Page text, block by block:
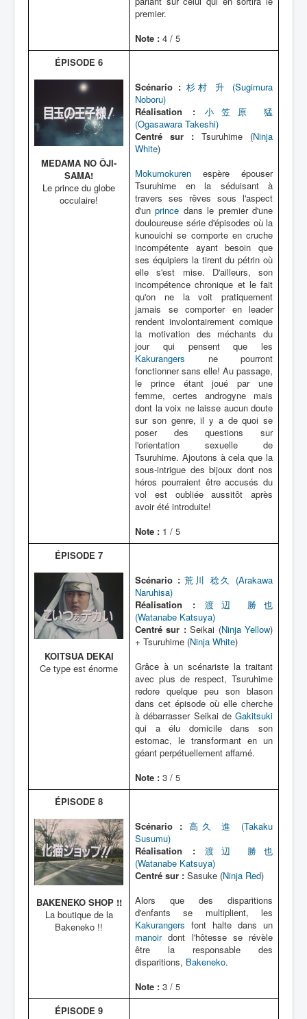
premier.
Note : 4 / 5
ÉPISODE 6
MEDAMA NO ÔJI-
SAMA!
Le prince du globe
occulaire!
Scénario : 杉村 升 (Sugimura
Noboru)
Réalisation :
小笠原 猛
(Ogasawara Takeshi)
Centré sur : Tsuruhime (Ninja
White)
Mokumokuren espère épouser
Tsuruhime en la séduisant à
travers ses rêves sous l'aspect
d'unprince dans le premier d'une
douloureuse série d'épisodes où la
kunouichi se comporte en cruche
incompétente ayant besoin que
ses équipiers la tirent du pétrin où
elle s'est mise. D'ailleurs, son
incompétence chronique et le fait
qu'on ne la voit pratiquement
jamais se comporter en leader
rendent involontairement comique
la motivation des méchants du
jour qui pensent que les
Kakurangers ne pourront
fonctionner sans elle! Au passage,
le prince étant joué par une
femme, certes androgyne mais
dont la voix ne laisse aucun doute
sur son genre, il y a de quoi se
poser des questions sur
l'orientation sexuelle de
Tsuruhime. Ajoutons à cela que la
sous-intrigue des bijoux dont nos
héros pourraient être accusés du
vol est oubliée aussitôt après
avoir été introduite!
Note : 1 / 5
ÉPISODE 7
KOITSUA DEKAI
Ce type est énorme
Scénario : 荒川 稔久 (Arakawa
Naruhisa)
Réalisation :
渡辺 勝也
(Watanabe Katsuya)
Centré sur :Seikai (Ninja Yellow)
+ Tsuruhime (Ninja White)
Grâce à un scénariste la traitant
avec plus de respect, Tsuruhime
redore quelque peu son blason
dans cet épisode où elle cherche
à débarrasser Seikai de Gakitsuki
qui a élu domicile dans son
estomac, le transformant en un
géant perpétuellement affamé.
Note : 3 / 5
ÉPISODE 8
BAKENEKO SHOP !!
La boutique de la
Bakeneko !!
Scénario : 高久 進 (Takaku
Susumu)
Réalisation :
渡辺 勝也
(Watanabe Katsuya)
Centré sur : Sasuke (Ninja Red)
Alors que des disparitions
d'enfants se multiplient, les
Kakurangers font halte dans un
manoirdont l'hôtesse se révèle
être la responsable des
disparitions, Bakeneko.
Note : 3 / 5
ÉPISODE 9